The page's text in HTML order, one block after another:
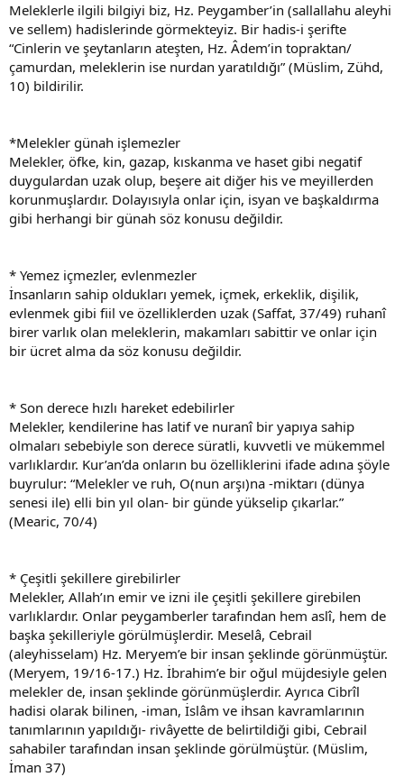
Meleklerle ilgili bilgiyi biz, Hz. Peygamber’in (sallallahu aleyhi
ve sellem) hadislerinde görmekteyiz. Bir hadis-i şerifte
“Cinlerin ve şeytanların ateşten, Hz. Âdem’in topraktan/
çamurdan, meleklerin ise nurdan yaratıldığı” (Müslim, Zühd,
10) bildirilir.
*Melekler günah işlemezler
Melekler, öfke, kin, gazap, kıskanma ve haset gibi negatif
duygulardan uzak olup, beşere ait diğer his ve meyillerden
korunmuşlardır. Dolayısıyla onlar için, isyan ve başkaldırma
gibi herhangi bir günah söz konusu değildir.
* Yemez içmezler, evlenmezler
İnsanların sahip oldukları yemek, içmek, erkeklik, dişilik,
evlenmek gibi fiil ve özelliklerden uzak (Saffat, 37/49) ruhanî
birer varlık olan meleklerin, makamları sabittir ve onlar için
bir ücret alma da söz konusu değildir.
* Son derece hızlı hareket edebilirler
Melekler, kendilerine has latif ve nuranî bir yapıya sahip
olmaları sebebiyle son derece süratli, kuvvetli ve mükemmel
varlıklardır. Kur’an’da onların bu özelliklerini ifade adına şöyle
buyrulur: “Melekler ve ruh, O(nun arşı)na -miktarı (dünya
senesi ile) elli bin yıl olan- bir günde yükselip çıkarlar.”
(Mearic, 70/4)
* Çeşitli şekillere girebilirler
Melekler, Allah’ın emir ve izni ile çeşitli şekillere girebilen
varlıklardır. Onlar peygamberler tarafından hem aslî, hem de
başka şekilleriyle görülmüşlerdir. Meselâ, Cebrail
(aleyhisselam) Hz. Meryem’e bir insan şeklinde görünmüştür.
(Meryem, 19/16-17.) Hz. İbrahim’e bir oğul müjdesiyle gelen
melekler de, insan şeklinde görünmüşlerdir. Ayrıca Cibrîl
hadisi olarak bilinen, -iman, İslâm ve ihsan kavramlarının
tanımlarının yapıldığı- rivâyette de belirtildiği gibi, Cebrail
sahabiler tarafından insan şeklinde görülmüştür. (Müslim,
İman 37)